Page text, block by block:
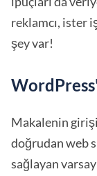
reklamcı, ister
şey var!
Makalenin
doğrudan web
sağlayan